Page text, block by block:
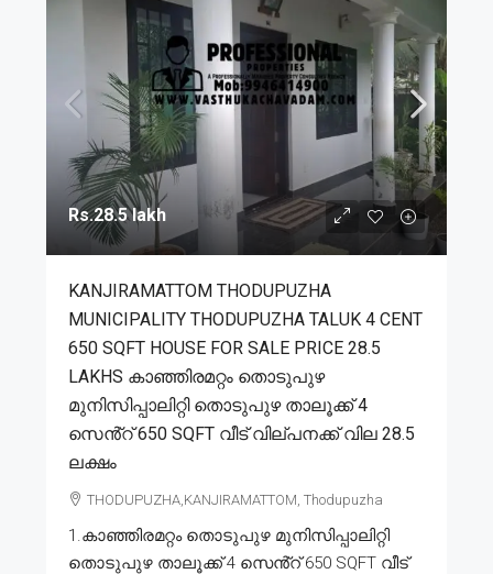
Rs.28.5 lakh
KANJIRAMATTOM THODUPUZHA
MUNICIPALITY THODUPUZHA TALUK 4 CENT
650 SQFT HOUSE FOR SALE PRICE 28.5
LAKHS കാഞ്ഞിരമറ്റം തൊടുപുഴ
മുനിസിപ്പാലിറ്റി തൊടുപുഴ താലൂക്ക് 4
സെൻ്റ് 650 SQFT വീട് വില്പനക്ക് വില 28.5
ലക്ഷം
THODUPUZHA,KANJIRAMATTOM, Thodupuzha
1.കാഞ്ഞിരമറ്റം തൊടുപുഴ മുനിസിപ്പാലിറ്റി
തൊടുപുഴ താലൂക്ക് 4 സെൻ്റ് 650 SQFT വീട്